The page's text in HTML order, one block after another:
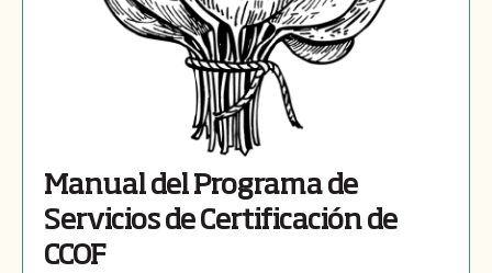
Manual del Programa de
Servicios de Certificación de
CCOF